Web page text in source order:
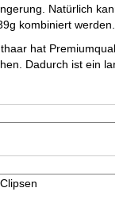
Natürlich kann
kombiniert werden.
hat
Dadurch ist ein